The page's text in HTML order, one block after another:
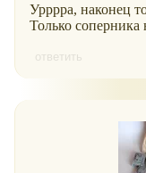
Урррра, наконец
Только соперника
ответить